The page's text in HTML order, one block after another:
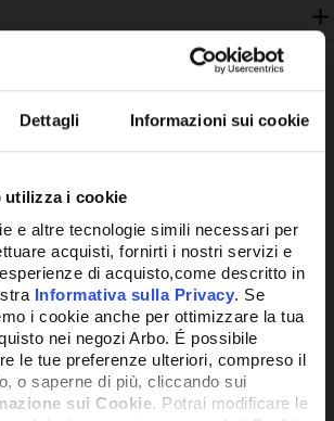
Dettagli Informazioni sui cookie
utilizza i cookie
e altre tecnologie simili necessari per
acquisti, fornirti i nostri servizi e
di acquisto,come descritto in
Informativa sulla Privacy. Se
i cookie anche per ottimizzare la tua
nei negozi Arbo. É possibile
le tue preferenze ulteriori, compreso il
o saperne di più, cliccando sui
sui Cookie. Potrai modificare le